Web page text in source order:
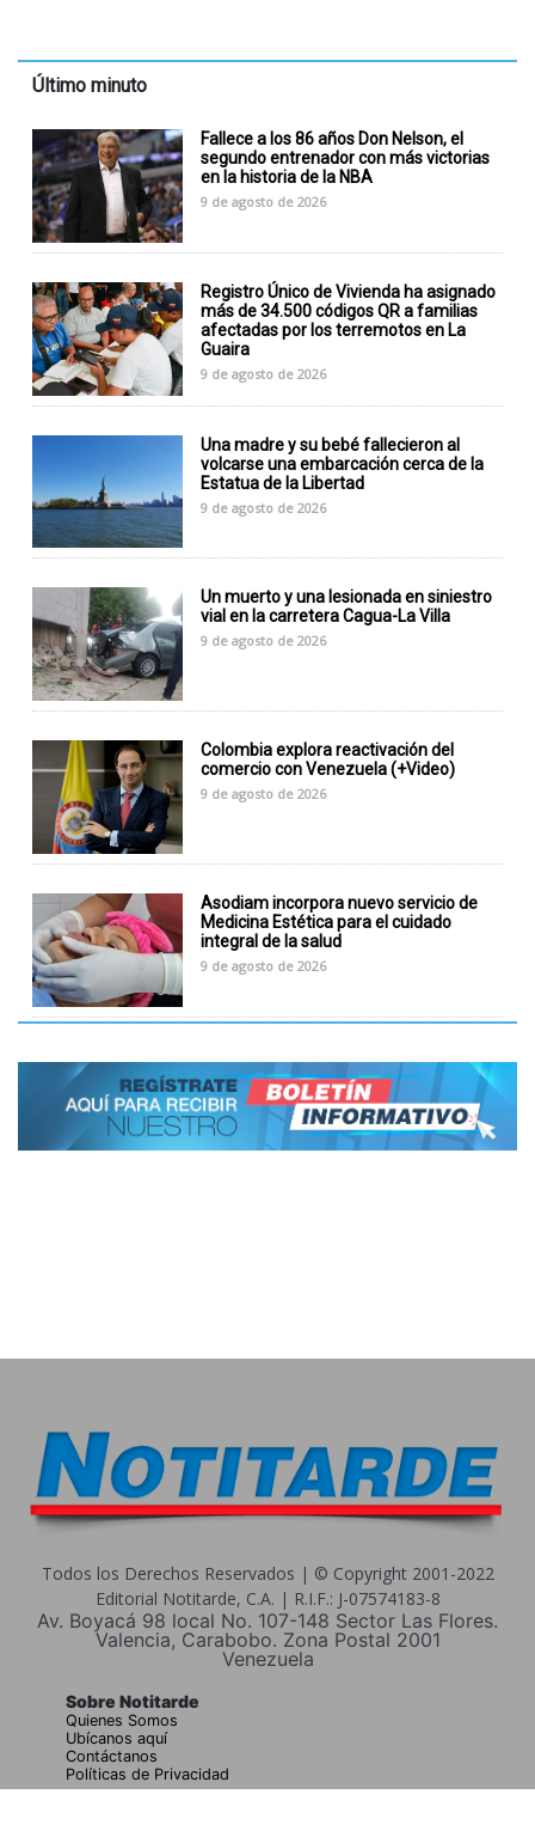
Último minuto
Fallece a los 86 años Don Nelson, el
segundo entrenador con más victorias
en la historia de la NBA
9 de agosto de 2026
Registro Único de Vivienda ha asignado
más de 34.500 códigos QR a familias
afectadas por los terremotos en La
Guaira
9 de agosto de 2026
Una madre y su bebé fallecieron al
volcarse una embarcación cerca de la
Estatua de la Libertad
9 de agosto de 2026
Un muerto y una lesionada en siniestro
vial en la carretera Cagua-La Villa
9 de agosto de 2026
Colombia explora reactivación del
comercio con Venezuela (+Video)
9 de agosto de 2026
Asodiam incorpora nuevo servicio de
Medicina Estética para el cuidado
integral de la salud
9 de agosto de 2026
Todos los Derechos Reservados | © Copyright 2001-2022
Editorial Notitarde, C.A. | R.I.F.: J-07574183-8
Av. Boyacá 98 local No. 107-148 Sector Las Flores.
Valencia, Carabobo. Zona Postal 2001
Venezuela
Sobre Notitarde
Quienes Somos
Ubícanos aquí
Contáctanos
Políticas de Privacidad